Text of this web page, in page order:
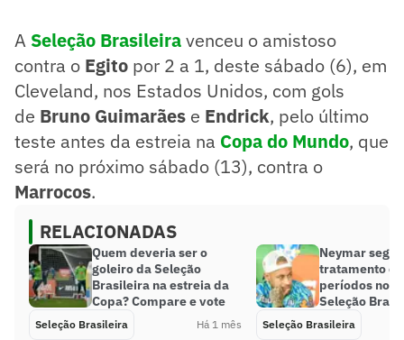
A Seleção Brasileiravenceu o amistoso
contra o Egito por 2 a 1, deste sábado (6), em
Cleveland, nos Estados Unidos, com gols
de Bruno Guimarães e Endrick, pelo último
teste antes da estreia na Copa do Mundo, que
será no próximo sábado (13), contra o
Marrocos.
RELACIONADAS
Quem deveria ser o
goleiro da Seleção
Brasileira na estreia da
Copa? Compare e vote
Seleção Brasileira Há 1 mês
Neymar segue
tratamento
períodos no
Seleção
Seleção Brasileira